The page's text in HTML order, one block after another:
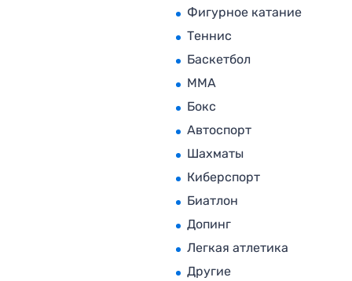
Фигурное катание
Теннис
Баскетбол
MMA
Бокс
Автоспорт
Шахматы
Киберспорт
Биатлон
Допинг
Легкая атлетика
Другие